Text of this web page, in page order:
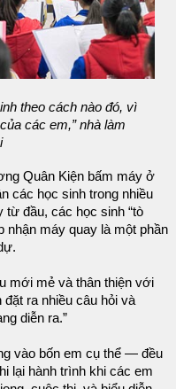
theo cách nào đó, vì
các em,” nhà làm
Quân Kiện bấm máy ở
các học sinh trong nhiều
từ đầu, các học sinh “tò
nhận máy quay là một phần
mới mẻ và thân thiện với
đặt ra nhiều câu hỏi và
diễn ra.”
vào bốn em cụ thể — đều
lại hành trình khi các em